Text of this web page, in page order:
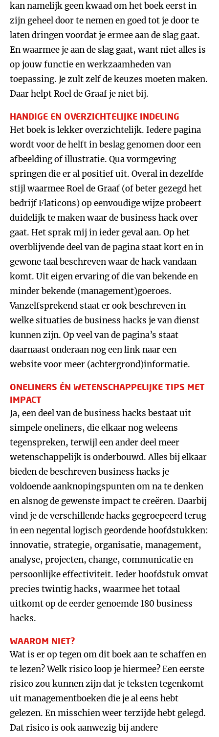
kan namelijk geen kwaad om het boek eerst in
zijn geheel door te nemen en goed tot je door te
laten dringen voordat je ermee aan de slag gaat.
En waarmee je aan de slag gaat, want niet alles is
op jouw functie en werkzaamheden van
toepassing. Je zult zelf de keuzes moeten maken.
Daar helpt Roel de Graaf je niet bij.
HANDIGE EN OVERZICHTELIJKE INDELING
Het boek is lekker overzichtelijk. Iedere pagina
wordt voor de helft in beslag genomen door een
afbeelding of illustratie. Qua vormgeving
springen die er al positief uit. Overal in dezelfde
stijl waarmee Roel de Graaf (of beter gezegd het
bedrijf Flaticons) op eenvoudige wijze probeert
duidelijk te maken waar de business hack over
gaat. Het sprak mij in ieder geval aan. Op het
overblijvende deel van de pagina staat kort en in
gewone taal beschreven waar de hack vandaan
komt. Uit eigen ervaring of die van bekende en
minder bekende (management)goeroes.
Vanzelfsprekend staat er ook beschreven in
welke situaties de business hacks je van dienst
kunnen zijn. Op veel van de pagina’s staat
daarnaast onderaan nog een link naar een
website voor meer (achtergrond)informatie.
ONELINERS ÉN WETENSCHAPPELIJKE TIPS MET
IMPACT
Ja, een deel van de business hacks bestaat uit
simpele oneliners, die elkaar nog weleens
tegenspreken, terwijl een ander deel meer
wetenschappelijk is onderbouwd. Alles bij elkaar
bieden de beschreven business hacks je
voldoende aanknopingspunten om na te denken
en alsnog de gewenste impact te creëren. Daarbij
vind je de verschillende hacks gegroepeerd terug
in een negental logisch geordende hoofdstukken:
innovatie, strategie, organisatie, management,
analyse, projecten, change, communicatie en
persoonlijke effectiviteit. Ieder hoofdstuk omvat
precies twintig hacks, waarmee het totaal
uitkomt op de eerder genoemde 180 business
hacks.
WAAROM NIET?
Wat is er op tegen om dit boek aan te schaffen en
te lezen? Welk risico loop je hiermee? Een eerste
risico zou kunnen zijn dat je teksten tegenkomt
uit managementboeken die je al eens hebt
gelezen. En misschien weer terzijde hebt gelegd.
Dat risico is ook aanwezig bij andere